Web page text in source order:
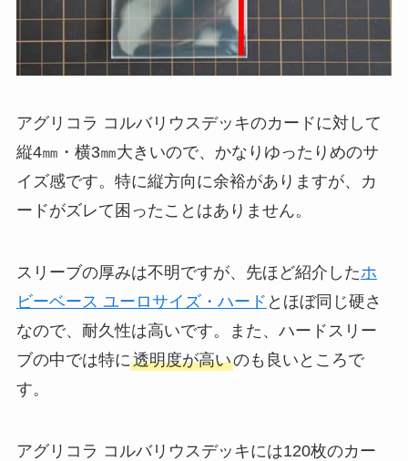
アグリコラ コルバリウスデッキのカードに対して
縦4㎜・横3㎜大きいので、かなりゆったりめのサ
イズ感です。特に縦方向に余裕がありますが、カ
ードがズレて困ったことはありません。
スリーブの厚みは不明ですが、先ほど紹介したホ
ビーベース ユーロサイズ・ハード とほぼ同じ硬さ
なので、耐久性は高いです。また、ハードスリー
ブの中では特に透明度が高いのも良いところで
す。
アグリコラ コルバリウスデッキには120枚のカー